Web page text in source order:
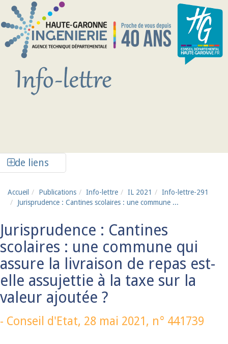
Aller au contenu principal
de liens
Accueil Publications Info-lettre IL 2021
Info-lettre-291
Jurisprudence : Cantines scolaires : une commune ...
Jurisprudence : Cantines
scolaires : une commune qui
assure la livraison de repas est-
elle assujettie à la taxe sur la
valeur ajoutée ?
- Conseil d'Etat, 28 mai 2021, n° 441739